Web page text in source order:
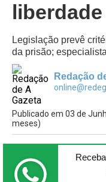
liberdade
Legislação prevê
da prisão;
Redação
Publicado em 03 de
meses)